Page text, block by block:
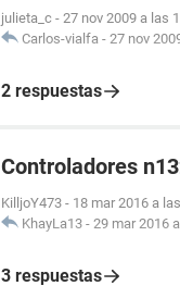
julieta_c - 27 nov 2009 a las
Carlos-vialfa - 27 nov
2 respuestas
Controladores
KilljoY473 - 18 mar 2016 a
KhayLa13 - 29 mar 2016
3 respuestas